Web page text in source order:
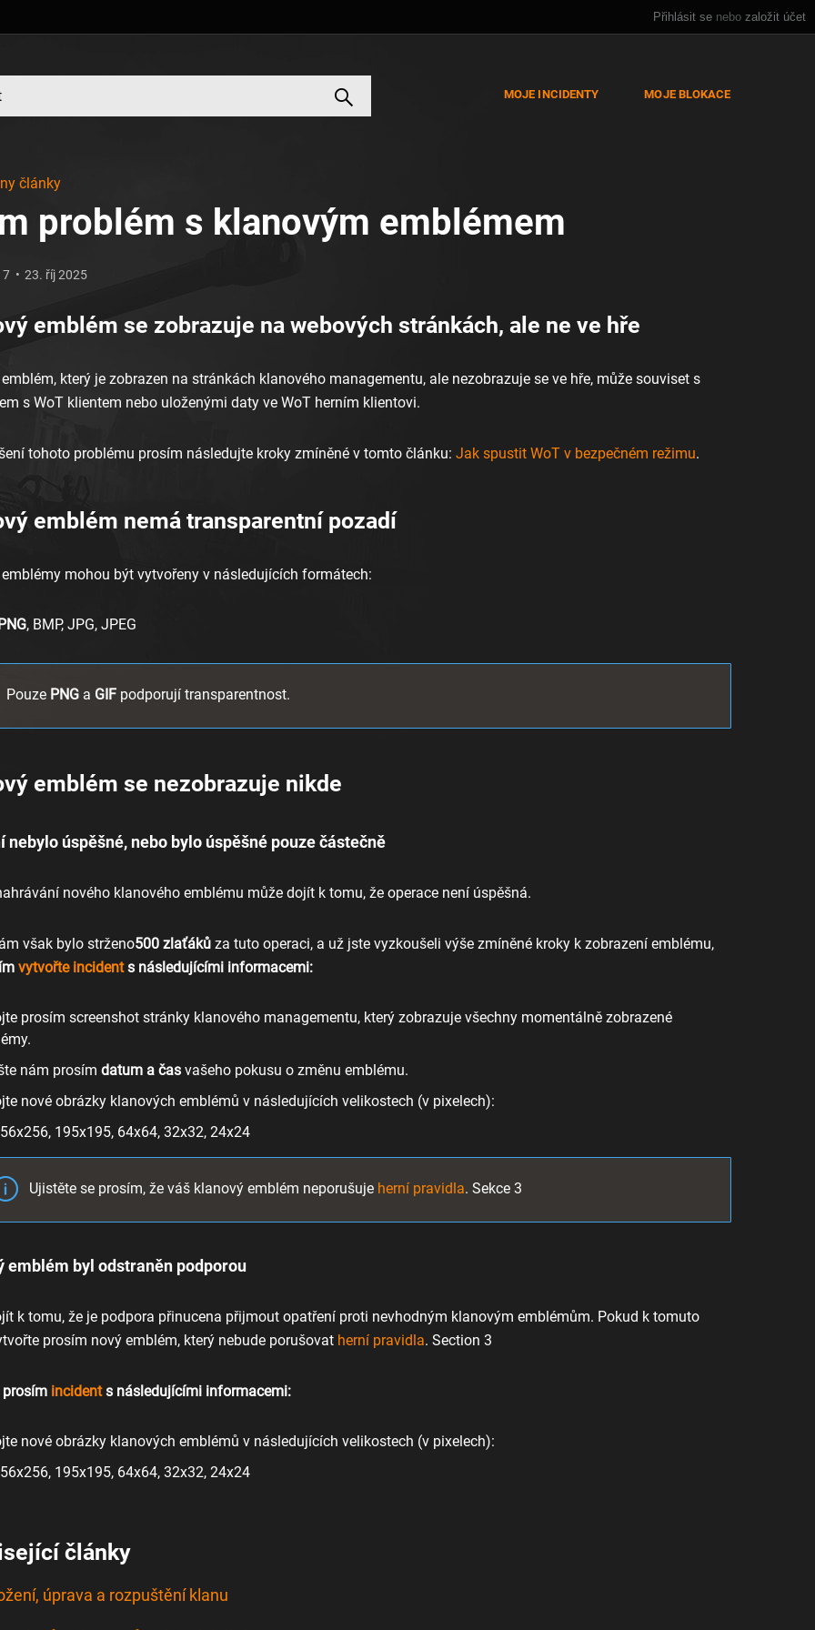
Přihlásit se nebo založit účet
MOJE INCIDENTY MOJE BLOKACE
články
problém s klanovým emblémem
23. říj 2025
emblém se zobrazuje na webových stránkách, ale ne ve hře
který je zobrazen na stránkách klanového managementu, ale nezobrazuje se ve hře, může souviset s
s WoT klientem nebo uloženými daty ve WoT herním klientovi.
tohoto problému prosím následujte kroky zmíněné v tomto článku:Jak spustit WoT v bezpečném režimu.
emblém nemá transparentní pozadí
mohou být vytvořeny v následujících formátech:
, BMP, JPG, JPEG
Pouze PNG a GIF podporují transparentnost.
emblém se nezobrazuje nikde
nebylo úspěšné, nebo bylo úspěšné pouze částečně
nového klanového emblému může dojít k tomu, že operace není úspěšná.
však bylo strženo500 zlaťáků za tuto operaci, a už jste vyzkoušeli výše zmíněné kroky k zobrazení emblému,
vytvořte incidents následujícími informacemi:
prosím screenshot stránky klanového managementu, který zobrazuje všechny momentálně zobrazené
nám prosímdatum a čas vašeho pokusu o změnu emblému.
nové obrázky klanových emblémů v následujících velikostech (v pixelech):
195x195, 64x64, 32x32, 24x24
Ujistěte se prosím, že váš klanový emblém neporušuje herní pravidla. Sekce 3
emblém byl odstraněn podporou
k tomu, že je podpora přinucena přijmout opatření proti nevhodným klanovým emblémům. Pokud k tomuto
prosím nový emblém, který nebude porušovat herní pravidla.Section 3
prosím incidents následujícími informacemi:
nové obrázky klanových emblémů v následujících velikostech (v pixelech):
195x195, 64x64, 32x32, 24x24
články
úprava a rozpuštění klanu